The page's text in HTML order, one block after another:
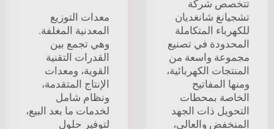
تتخصص شركة
تشجيانغ شانغديان
للكهرباء المتكاملة
المحدودة في تصنيع
مجموعة واسعة من
المنتجات الكهربائية،
ومنها المفاتيح
الخاصة بمحطات
التحويل ذات الجهد
المنخفض والعالي،
معدات التوزيع
المعدنية المغلفة.
وهي تجمع بين
القدرات التقنية
القوية، ومعدات
الإنتاج المتقدمة،
ونظام شامل
لخدمات ما بعد البيع،
لتوفير حلول